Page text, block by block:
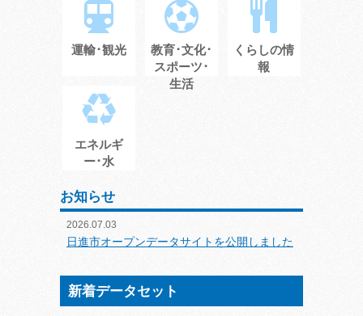
運輸･観光
教育･文化･
スポーツ･
生活
くらしの情
報
エネルギ
ー･水
お知らせ
2026.07.03
日進市オープンデータサイトを公開しました
新着データセット